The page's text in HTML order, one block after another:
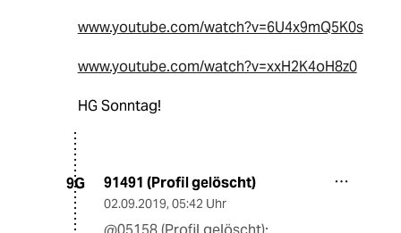
www.youtube.com/watch?v=6U4x9mQ5K0s
www.youtube.com/watch?v=xxH2K4oH8z0
HG Sonntag!
9G 91491 (Profil gelöscht)
02.09.2019, 05:42 Uhr